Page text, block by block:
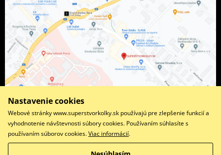
Facebook
Nastavenie cookies
Webové stránky www.superstvorkolky.sk používajú pre zlepšenie funkcií a
vyhodnotenie návštevnosti súbory cookies. Používaním súhlasíte s
používaním súborov cookies.Viac informácií.